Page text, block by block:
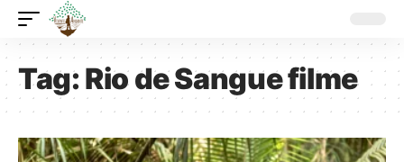
Tag:Rio de Sangue filme